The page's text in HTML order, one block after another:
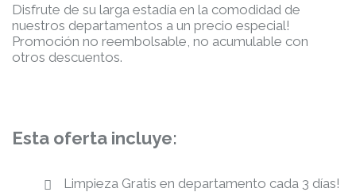
Disfrute de su larga estadía en la comodidad de
nuestros departamentos a un precio especial!
Promoción no reembolsable, no acumulable con
otros descuentos.
Esta oferta incluye:
Limpieza Gratis en departamento cada 3 días!